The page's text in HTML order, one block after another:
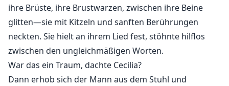
ihre Brüste, ihre Brustwarzen, zwischen ihre Beine
glitten—sie mit Kitzeln und sanften Berührungen
neckten. Sie hielt an ihrem Lied fest, stöhnte hilflos
zwischen den ungleichmäßigen Worten.
War das ein Traum, dachte Cecilia?
Dann erhob sich der Mann aus dem Stuhl und